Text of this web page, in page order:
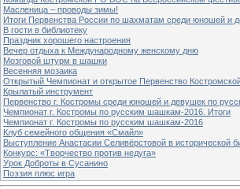
Масленица – проводы зимы!
Итоги Первенства России по шахматам среди юношей и
В гости в библиотеку
Праздник хорошего настроения
Вечер отдыха к Международному женскому дню
Мозговой штурм в шашки
Весенняя мозаика
Открытый Чемпионат и открытое Первенство
Крылатый инструмент
Первенство г. Костромы среди юношей и девушек по
Чемпионат г. Костромы по русским шашкам-2016. Итоги
Чемпионат г. Костромы по русским шашкам-2016
Клуб семейного общения «Смайл»
Выступление Анастасии Селивёрстовой в исторической
Конкурс: «Творчество против недуга»
Урок Доброты в Сусанино
Поэзия плюс игра